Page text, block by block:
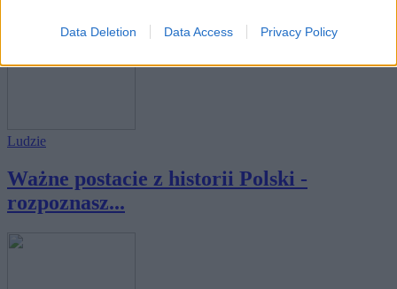
Data Deletion Data Access Privacy Policy
Ludzie
Ważne postacie z historii Polski -
rozpoznasz...